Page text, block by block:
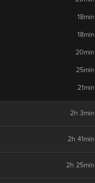
18min
18min
20min
25min
21min
2h 3min
2h 41min
2h 25min